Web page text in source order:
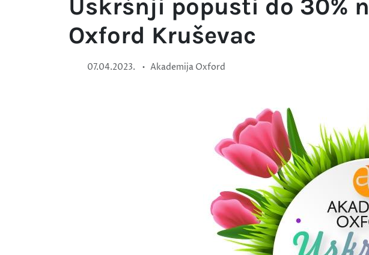
Uskršnji popusti do 30%
Oxford Kruševac
07.04.2023. • Akademija Oxford